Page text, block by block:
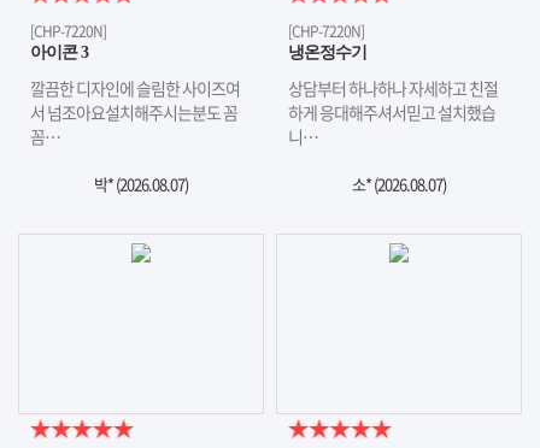
[CHP-7220N]
아이콘 3
깔끔한 디자인에 슬림한 사이즈여
서 넘조아요설치해주시는분도 꼼
꼼…
박* (2026.08.07)
[CHP-7220N]
냉온정수기
상담부터 하나하나 자세하고 친절
하게 응대해주셔서믿고 설치했습
니…
소* (2026.08.07)